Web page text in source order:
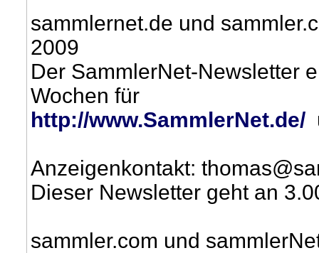
sammlernet.de und
2009
Der SammlerNet-Newsletter
Wochen für
http://www.SammlerNet.de/
Anzeigenkontakt:
Dieser Newsletter geht an
sammler.com und